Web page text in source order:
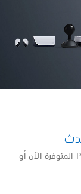
اضغط لعرض المزيد من أحدث ملحقات PlayStation المتوفرة الآن أو